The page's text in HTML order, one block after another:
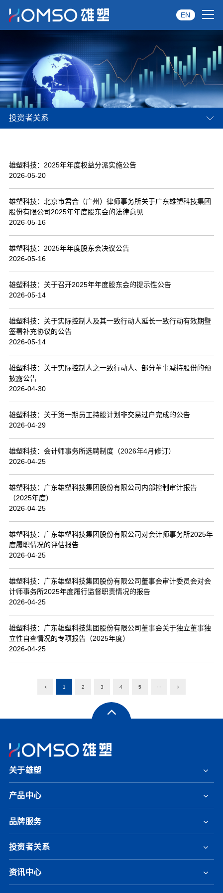
关于雄塑
产品中心
品牌服务
资讯中心
经典案例
联系我们
EN
投资者关系
雄塑科技：2025年年度权益分派实施公告
2026-05-20
雄塑科技：北京市君合（广州）律师事务所关于广东雄塑科技集团
股份有限公司2025年年度股东会的法律意见
2026-05-16
雄塑科技：2025年年度股东会决议公告
2026-05-16
雄塑科技：关于召开2025年年度股东会的提示性公告
2026-05-14
雄塑科技：关于实际控制人及其一致行动人延长一致行动有效期暨
签署补充协议的公告
2026-05-14
雄塑科技：关于实际控制人之一致行动人、部分董事减持股份的预
披露公告
2026-04-30
雄塑科技：关于第一期员工持股计划非交易过户完成的公告
2026-04-29
雄塑科技：会计师事务所选聘制度（2026年4月修订）
2026-04-25
雄塑科技：广东雄塑科技集团股份有限公司内部控制审计报告
（2025年度）
2026-04-25
雄塑科技：广东雄塑科技集团股份有限公司对会计师事务所2025年
度履职情况的评估报告
2026-04-25
雄塑科技：广东雄塑科技集团股份有限公司董事会审计委员会对会
计师事务所2025年度履行监督职责情况的报告
2026-04-25
雄塑科技：广东雄塑科技集团股份有限公司董事会关于独立董事独
立性自查情况的专项报告（2025年度）
2026-04-25
1 2 3 4 5 ···
关于雄塑
产品中心
品牌服务
投资者关系
资讯中心